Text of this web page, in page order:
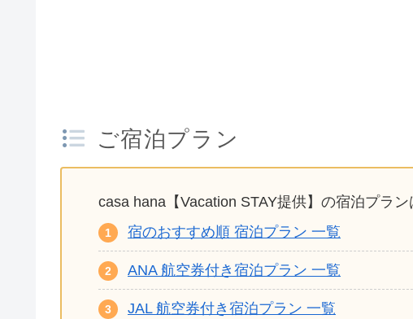
ご宿泊プラン
casa hana【Vacation STAY提供】の宿泊プラン
宿のおすすめ順 宿泊プラン 一覧
ANA 航空券付き宿泊プラン 一覧
JAL 航空券付き宿泊プラン 一覧